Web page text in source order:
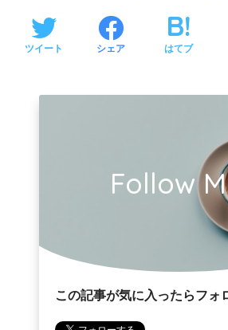
ツイート シェア はてブ
Follow
この記事が気に入ったらフォ